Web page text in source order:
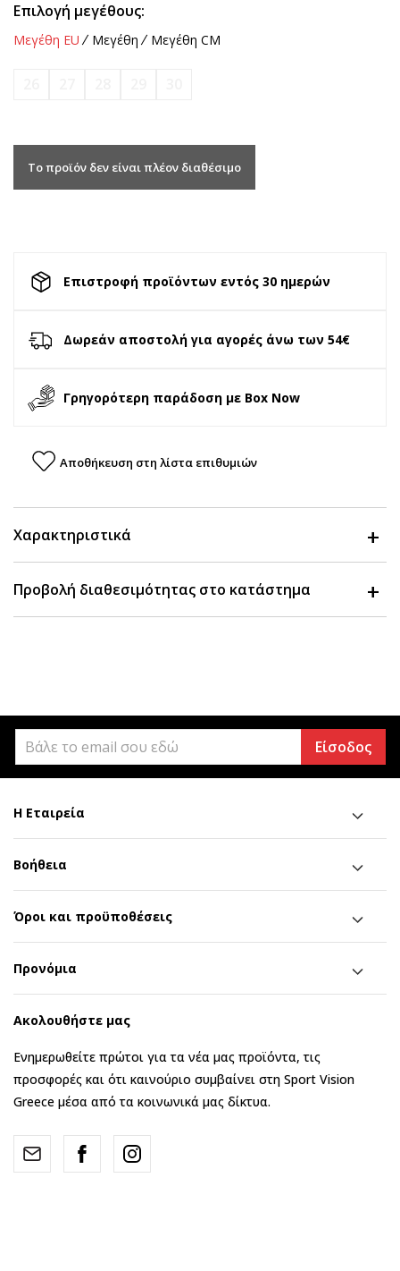
Επιλογή μεγέθους:
Μεγέθη EU Μεγέθη Μεγέθη CM
Το προϊόν δεν είναι πλέον διαθέσιμο
Επιστροφή προϊόντων εντός 30 ημερών
Δωρεάν αποστολή για αγορές άνω των 54€
Γρηγορότερη παράδοση με Box Now
Αποθήκευση στη λίστα επιθυμιών
Χαρακτηριστικά
Προβολή διαθεσιμότητας στο κατάστημα
Είσοδος
Η Εταιρεία
Βοήθεια
Όροι και προϋποθέσεις
Προνόμια
Ακολουθήστε μας
Ενημερωθείτε πρώτοι για τα νέα μας προϊόντα, τις
προσφορές και ότι καινούριο συμβαίνει στη Sport Vision
Greece μέσα από τα κοινωνικά μας δίκτυα.